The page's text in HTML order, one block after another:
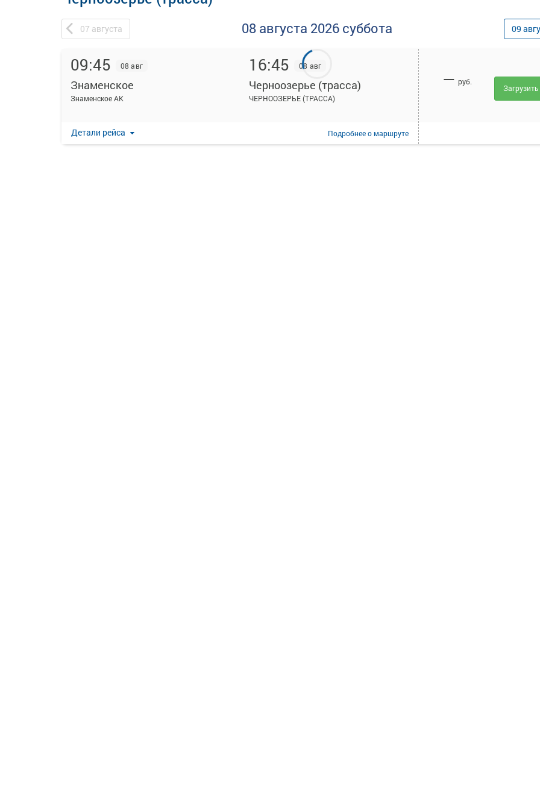
07 августа 08 августа 2026 суббота 09
09:45 08 авг
Знаменское
Знаменское АК
16:45 08 авг
Черноозерье (трасса)
ЧЕРНООЗЕРЬЕ (ТРАССА)
Детали рейса Подробнеео маршруте
— руб.